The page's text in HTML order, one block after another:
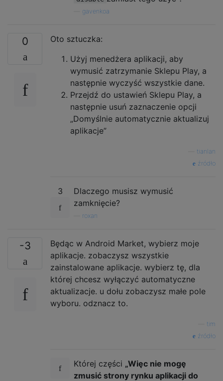
gavenkoa
0
Oto sztuczka:
Użyj menedżera aplikacji, aby
wymusić zatrzymanie Sklepu Play, a
następnie wyczyść wszystkie dane.
Przejdź do ustawień Sklepu Play, a
następnie usuń zaznaczenie opcji
„Domyślnie automatycznie aktualizuj
aplikacje”
tianlan
źródło
3
Dlaczego musisz wymusić
zamknięcie?
roxan
-3
Będąc w Android Market, wybierz moje
aplikacje. zobaczysz wszystkie
zainstalowane aplikacje. wybierz tę, dla
której chcesz wyłączyć automatyczne
aktualizacje. u dołu zobaczysz małe pole
wyboru. odznacz to.
tim
źródło
Której części „Więc nie mogę
zmusić strony rynku aplikacji do